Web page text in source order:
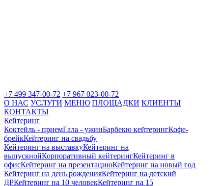
+7 499 347-00-72 +7 967 023-00-72
О НАС УСЛУГИ МЕНЮ ПЛОЩАДКИ КЛИЕНТЫ
КОНТАКТЫ
Кейтеринг
Коктейль - приемГала - ужинБарбекю кейтерингКофе-
брейкКейтеринг на свадьбу
Кейтеринг на выставкуКейтеринг на
выпускнойКорпоративный кейтерингКейтеринг в
офисКейтеринг на презентациюКейтеринг на новый год
Кейтеринг на день рожденияКейтеринг на детский
ДРКейтеринг на 10 человекКейтеринг на 15